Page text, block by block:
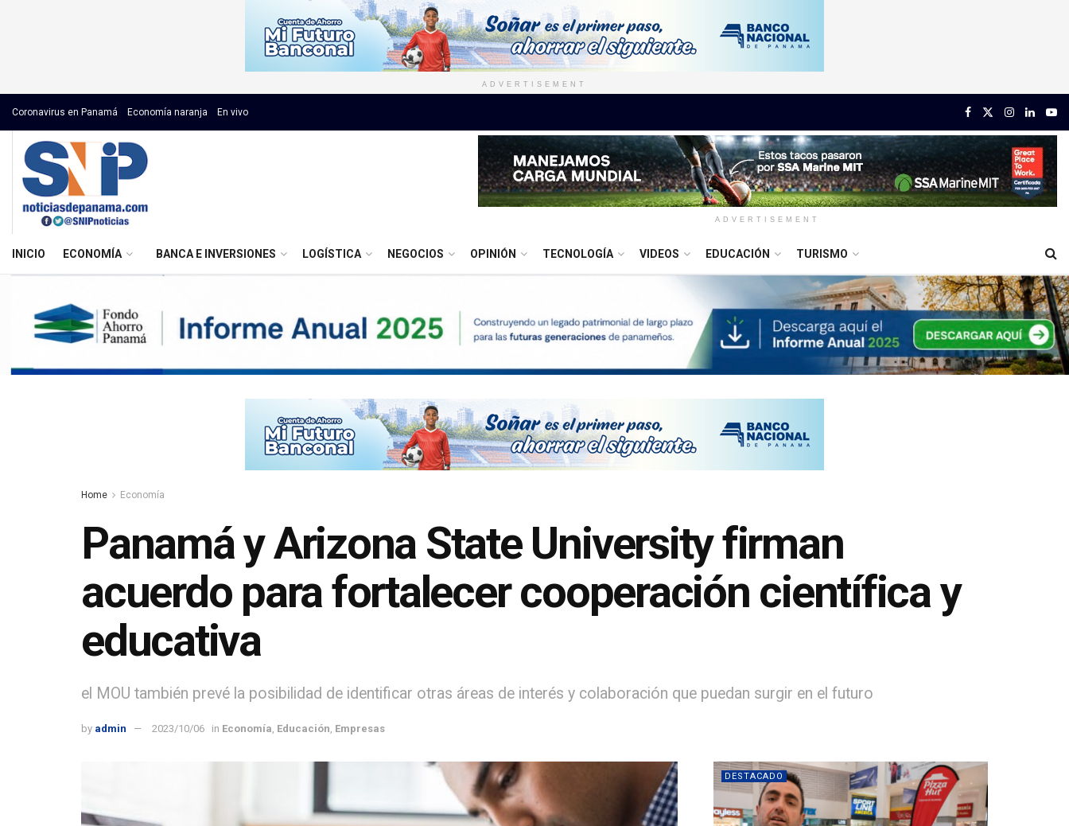
ADVERTISEMENT
Coronavirus en Panamá Economía naranja En vivo
ADVERTISEMENT
INICIO ECONOMÍA BANCA E INVERSIONES LOGÍSTICA NEGOCIOS OPINIÓN TECNOLOGÍA VIDEOS EDUCACIÓN TURISMO
Home Economía
Panamá y Arizona State University firman
acuerdo para fortalecer cooperación científica y
educativa
el MOU también prevé la posibilidad de identificar otras áreas de interés y colaboración que puedan surgir en el futuro
by admin 2023/10/06 in Economía Educación Empresas
DESTACADO